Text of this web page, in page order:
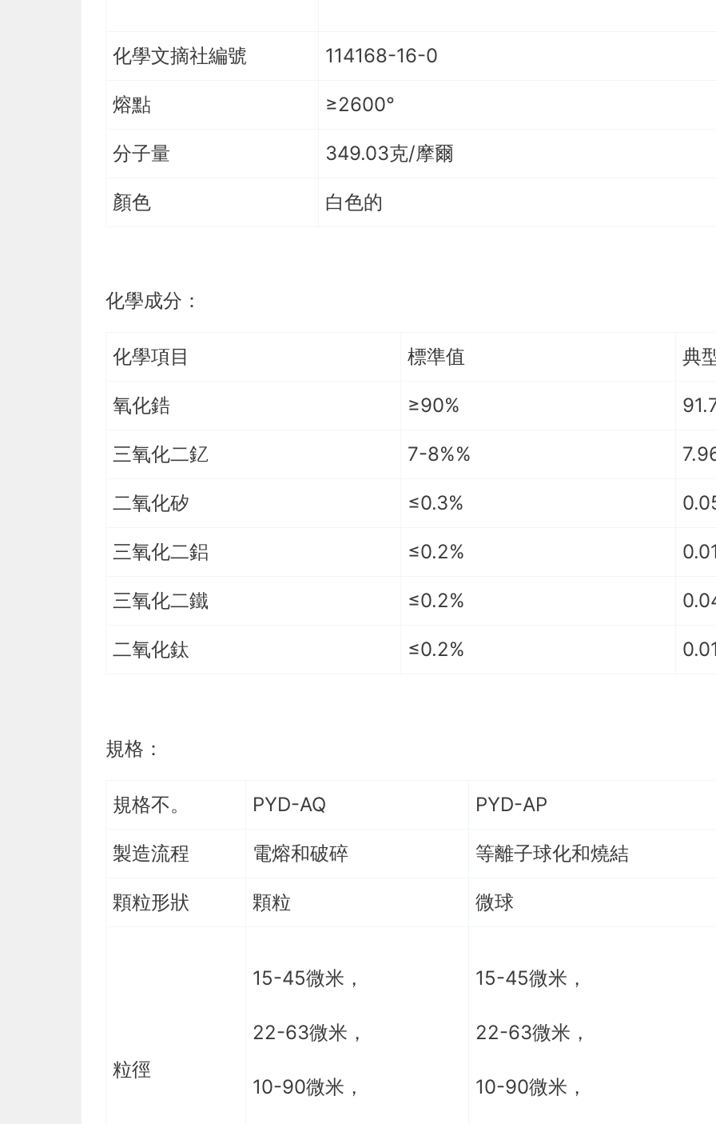
化學文摘社編號 114168-16-0
熔點 ≥2600°
分子量 349.03克/摩爾
顏色 白色的
化學成分：
化學項目 標準值 典
氧化鋯 ≥90%
三氧化二釔 7-8%%
二氧化矽 ≤0.3%
三氧化二鋁 ≤0.2%
三氧化二鐵 ≤0.2%
二氧化鈦 ≤0.2%
規格：
規格不。 PYD-AQ PYD-AP
製造流程 電熔和破碎 等離子球化和燒結
顆粒形狀 顆粒 微球
粒徑
15-45微米，
22-63微米，
10-90微米，
15-45微米，
22-63微米，
10-90微米，